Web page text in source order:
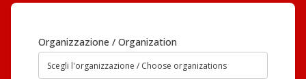
Organizzazione / Organization